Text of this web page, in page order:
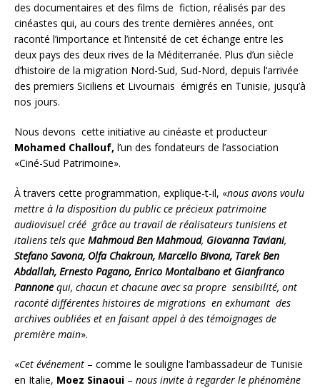
des documentaires et des films de fiction, réalisés par des
cinéastes qui, au cours des trente dernières années, ont
raconté l’importance et l’intensité de cet échange entre les
deux pays des deux rives de la Méditerranée. Plus d’un siècle
d’histoire de la migration Nord-Sud, Sud-Nord, depuis l’arrivée
des premiers Siciliens et Livournais émigrés en Tunisie, jusqu’à
nos jours.
Nous devons cette initiative au cinéaste et producteur
Mohamed Challouf, l’un des fondateurs de l’association
«Ciné-Sud Patrimoine».
À travers cette programmation, explique-t-il, «nous avons voulu
mettre à la disposition du public ce précieux patrimoine
audiovisuel créé grâce au travail de réalisateurs tunisiens et
italiens tels que Mahmoud Ben Mahmoud, Giovanna Taviani,
Stefano Savona, Olfa Chakroun, Marcello Bivona, Tarek Ben
Abdallah, Ernesto Pagano, Enrico Montalbano et Gianfranco
Pannone qui, chacun et chacune avec sa propre sensibilité, ont
raconté différentes histoires de migrations en exhumant des
archives oubliées et en faisant appel à des témoignages de
première main».
«Cet événement – comme le souligne l’ambassadeur de Tunisie
en Italie, Moez Sinaoui – nous invite à regarder le phénomène